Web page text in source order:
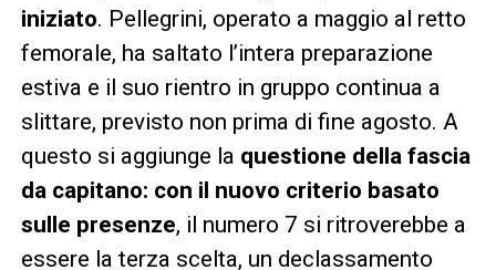
iniziato. Pellegrini, operato a maggio al retto
femorale, ha saltato l’intera preparazione
estiva e il suo rientro in gruppo continua a
slittare, previsto non prima di fine agosto. A
questo si aggiunge la questione della fascia
da capitano: con il nuovo criterio basato
sulle presenze, il numero 7 si ritroverebbe a
essere la terza scelta, un declassamento